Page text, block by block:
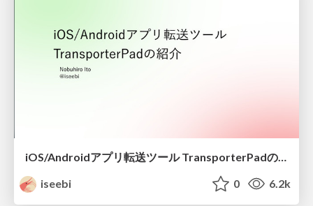
iOS/Androidアプリ転送ツール TransporterPadの紹介
iseebi
0 6.2k